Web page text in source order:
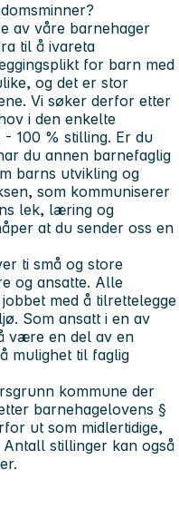
av våre barnehager
til å ivareta
for barn med
og det er stor
Vi søker derfor etter
i den enkelte
100 % stilling. Er du
du annen barnefaglig
barns utvikling og
som kommuniserer
lek, læring og
at du sender oss en
ti små og store
og ansatte. Alle
med å tilrettelegge
Som ansatt i en av
være en del av en
mulighet til faglig
kommune der
barnehagelovens §
ut som midlertidige,
stillinger kan også